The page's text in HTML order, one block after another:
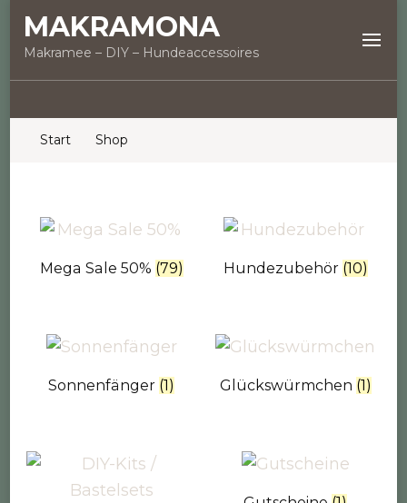
MAKRAMONA
Makramee – DIY – Hundeaccessoires
Start Shop
Mega Sale 50% (79) Hundezubehör (10)
Sonnenfänger (1) Glückswürmchen (1)